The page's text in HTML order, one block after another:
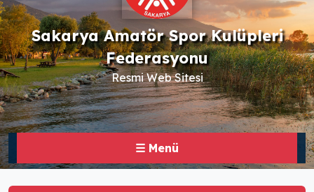
Sakarya Amatör Spor Kulüpleri
Federasyonu
Resmi Web Sitesi
☰ Menü